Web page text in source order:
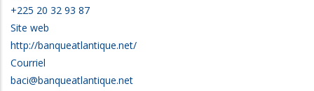
+225 20 32 93 87
Site web
http://banqueatlantique.net/
Courriel
baci@banqueatlantique.net